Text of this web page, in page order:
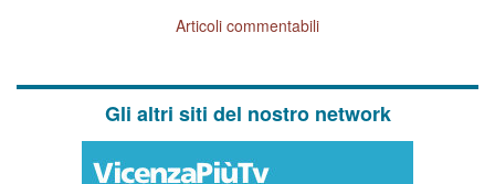
Articoli commentabili
Gli altri siti del nostro network